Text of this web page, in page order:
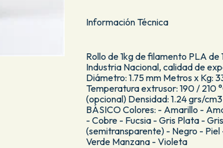
Información Técnica
Rollo de 1kg de filamento PLA
Industria Nacional, calidad de
Diámetro: 1.75 mm Metros x Kg:
Temperatura extrusor: 190 / 210
(opcional) Densidad: 1.24 grs/
BÁSICO Colores: - Amarillo -
- Cobre - Fucsia - Gris Plata -
(semitransparente) - Negro - Piel
Verde Manzana - Violeta